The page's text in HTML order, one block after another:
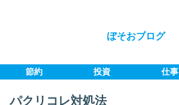
ぼそおブログ
節約 投資 仕事
パクリコレ対処法